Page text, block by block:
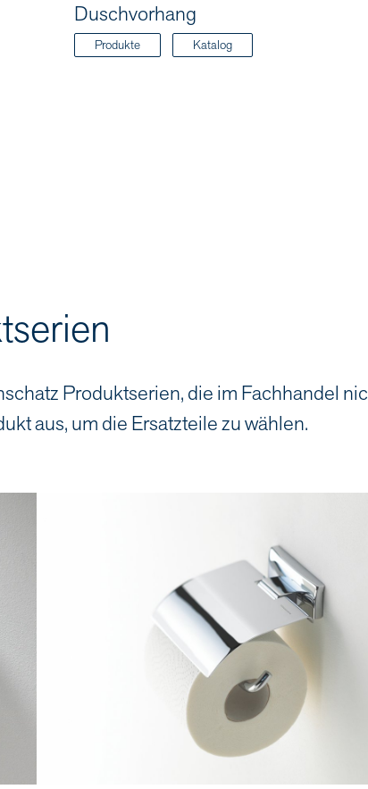
Duschvorhang
Produkte Katalog
Produktserien, die im Fachhandel
aus, um die Ersatzteile zu wählen.